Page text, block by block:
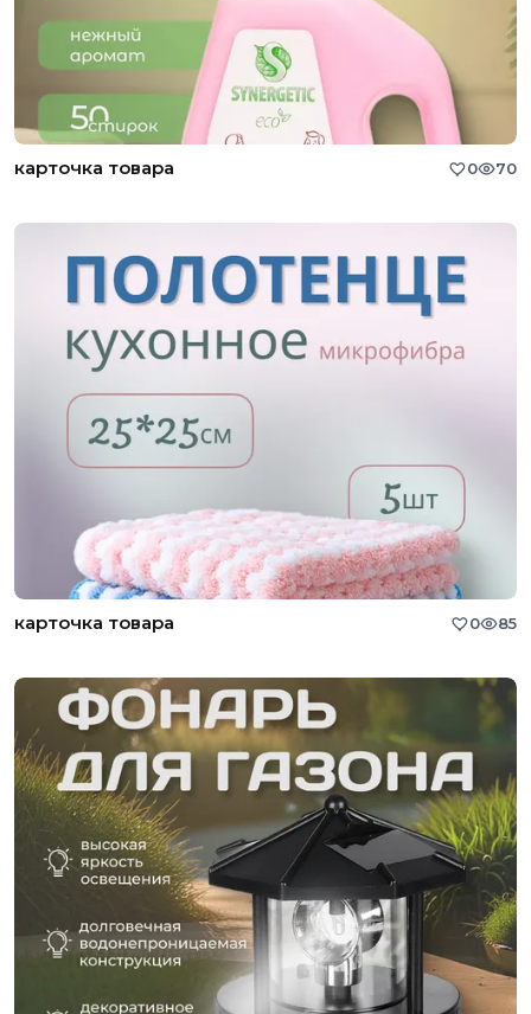
карточка товара 0 70
карточка товара 0 85